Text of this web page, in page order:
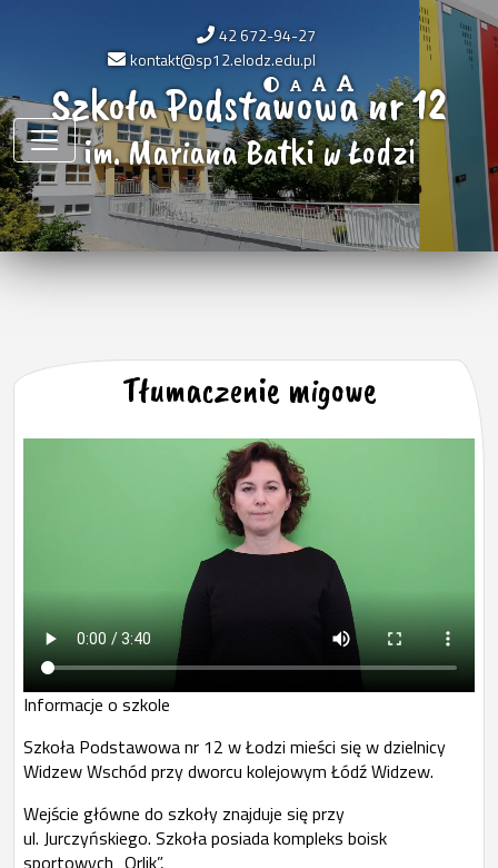
42 672-94-27
kontakt@sp12.elodz.edu.pl
Szkoła Podstawowa nr 12
im. Mariana Batki w Łodzi
Tłumaczenie migowe
Informacje o szkole
Szkoła Podstawowa nr 12 w Łodzi mieści się w dzielnicy
Widzew Wschód przy dworcu kolejowym Łódź Widzew.
Wejście główne do szkoły znajduje się przy
ul. Jurczyńskiego. Szkoła posiada kompleks boisk